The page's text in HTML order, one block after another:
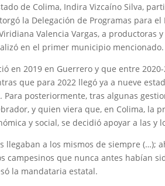
de Colima, Indira Vizcaíno Silva,
la Delegación de Programas para el
Valencia Vargas, a productoras
en el primer municipio mencionado.
en 2019 en Guerrero y que entre
que para 2022 llegó ya a nueve
Para posteriormente, tras algunas
y quien viera que, en Colima, la
y social, se decidió apoyar a las y
llegaban a los mismos de siempre (…);
campesinos que nunca antes habían
la mandataria estatal.